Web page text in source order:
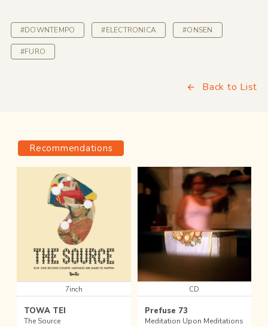
#DOWNTEMPO #ELECTRONICA #ONSEN
#FURO
Back to List
Recommendations
7inch
TOWA TEI
The Source
CD
Prefuse 73
Meditation Upon Meditations